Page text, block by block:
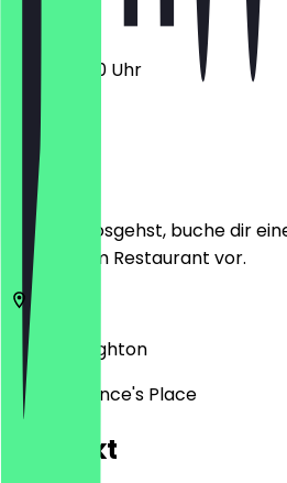
12:30 - 21:30 Uhr
Ort
Bevor du losgehst, buche dir
zeige ihn im Restaurant vor.
BN1 1EA
Brighton
165-169 Prince's Place
Kontakt